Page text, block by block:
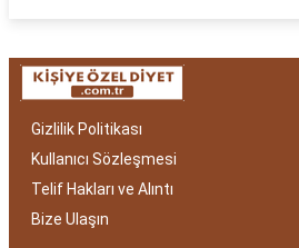
Gizlilik Politikası
Kullanıcı Sözleşmesi
Telif Hakları ve Alıntı
Bize Ulaşın